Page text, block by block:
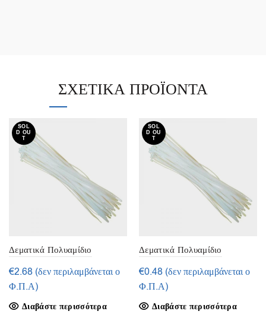
ΣΧΕΤΙΚΆ ΠΡΟΪΌΝΤΑ
SOL
D OU
T
Δεματικά Πολυαμίδιο
4,8×302 mm Λευκά (100
τεμ.)
€2.68 (δεν περιλαμβάνεται ο
Φ.Π.Α)
Διαβάστε περισσότερα
SOL
D OU
T
Δεματικά Πολυαμίδιο
2,5×100 mm Λευκά (100
τεμ.)
€0.48 (δεν περιλαμβάνεται ο
Φ.Π.Α)
Διαβάστε περισσότερα